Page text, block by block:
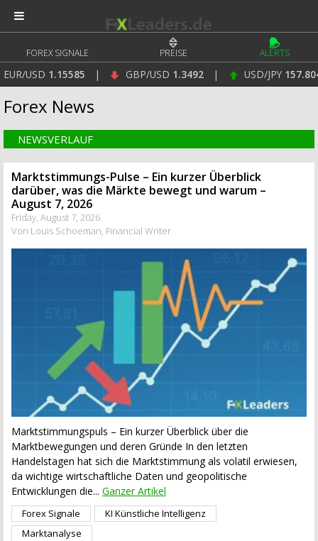
FOREX SIGNALE PREISE ALERTS
| GBP/USD 1.3492 | USD/JPY 157.804 | DAX
Forex News
NEWSVERLAUF
Marktstimmungs-Pulse – Ein kurzer Überblick
darüber, was die Märkte bewegt und warum –
August 7, 2026
Friday, August 7, 2026
Von Louis Schoeman, Financial Writer
Marktstimmungspuls – Ein kurzer Überblick über die
Marktbewegungen und deren Gründe In den letzten
Handelstagen hat sich die Marktstimmung als volatil erwiesen,
da wichtige wirtschaftliche Daten und geopolitische
Entwicklungen die... Ganzer Artikel
Forex Signale
KI Künstliche Intelligenz
Marktanalyse